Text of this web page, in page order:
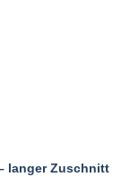
langer Zuschnitt